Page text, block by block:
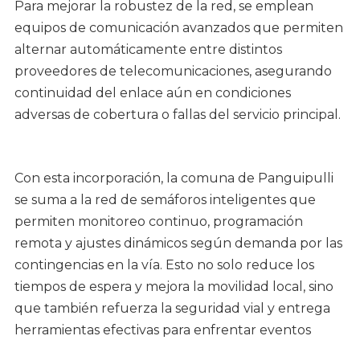
Para mejorar la robustez de la red, se emplean
equipos de comunicación avanzados que permiten
alternar automáticamente entre distintos
proveedores de telecomunicaciones, asegurando
continuidad del enlace aún en condiciones
adversas de cobertura o fallas del servicio principal.
Con esta incorporación, la comuna de Panguipulli
se suma a la red de semáforos inteligentes que
permiten monitoreo continuo, programación
remota y ajustes dinámicos según demanda por las
contingencias en la vía. Esto no solo reduce los
tiempos de espera y mejora la movilidad local, sino
que también refuerza la seguridad vial y entrega
herramientas efectivas para enfrentar eventos